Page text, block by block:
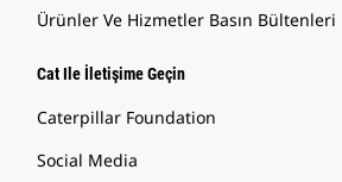
Ürünler Ve Hizmetler Basın Bültenleri
Cat Ile İletişime Geçin
Caterpillar Foundation
Social Media